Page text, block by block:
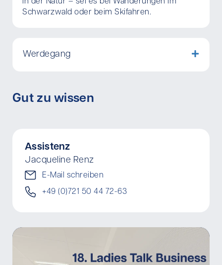
Schwarzwald oder beim Skifahren.
Werdegang
Gut zu wissen
Assistenz
Jacqueline Renz
E-Mail schreiben
+49 (0)721 50 44 72-63